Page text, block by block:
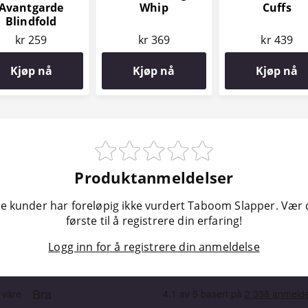
Blindfold
kr 259
Kjøp nå
Whip
kr 369
Kjøp nå
Cuffs
kr 439
Kjøp nå
Produktanmeldelser
kunder har foreløpig ikke vurdert Taboom Slapper. Vær
første til å registrere din erfaring!
Logg inn for å registrere din anmeldelse